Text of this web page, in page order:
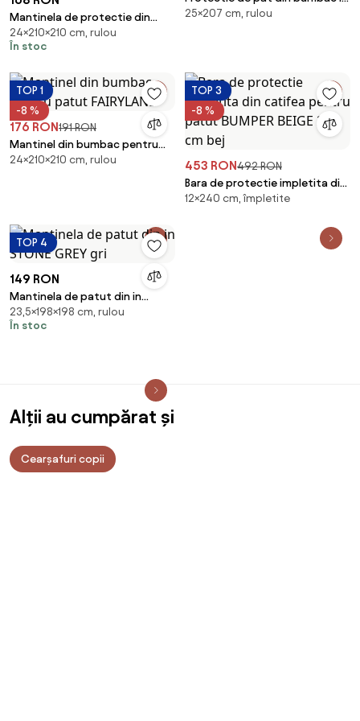
Mantinela de protectie din
bumbac pentru patut, FLY
24×210×210 cm, rulou
În stoc
THE WOODS
25×207 cm, rulou
TOP 1
-8 %
176 RON191 RON
Mantinel din bumbac pentru
patut FAIRYLAND
24×210×210 cm, rulou
TOP 3
-8 %
453 RON492 RON
Bara de protectie impletita din
catifea pentru patut BUMPER
12×240 cm, împletite
TOP 4
149 RON
Mantinela de patut din in
STONE GREY gri
23,5×198×198 cm, rulou
În stoc
Alții au cumpărat și
Cearșafuri copii